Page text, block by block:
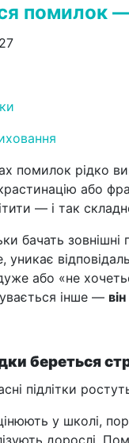
помилок
помилок рідко
або
— і так
бачать
уникає
або «не
інше —
береться
підлітки
у школі,
дорослі.